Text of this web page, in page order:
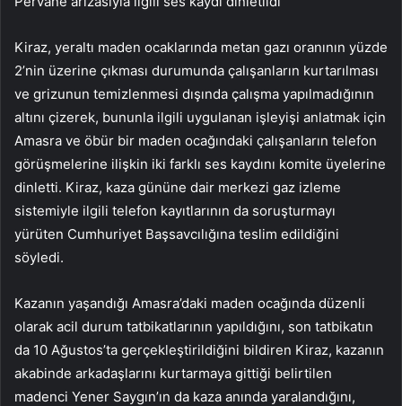
Kiraz, yeraltı maden ocaklarında metan gazı oranının yüzde
2’nin üzerine çıkması durumunda çalışanların kurtarılması
ve grizunun temizlenmesi dışında çalışma yapılmadığının
altını çizerek, bununla ilgili uygulanan işleyişi anlatmak için
Amasra ve öbür bir maden ocağındaki çalışanların telefon
görüşmelerine ilişkin iki farklı ses kaydını komite üyelerine
dinletti. Kiraz, kaza gününe dair merkezi gaz izleme
sistemiyle ilgili telefon kayıtlarının da soruşturmayı
yürüten Cumhuriyet Başsavcılığına teslim edildiğini
söyledi.
Kazanın yaşandığı Amasra’daki maden ocağında düzenli
olarak acil durum tatbikatlarının yapıldığını, son tatbikatın
da 10 Ağustos’ta gerçekleştirildiğini bildiren Kiraz, kazanın
akabinde arkadaşlarını kurtarmaya gittiği belirtilen
madenci Yener Saygın’ın da kaza anında yaralandığını,